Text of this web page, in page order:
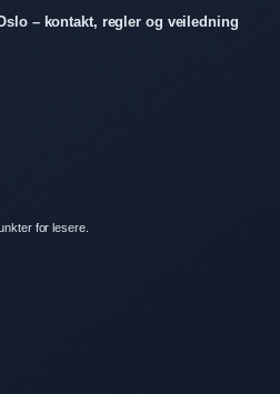
– kontakt, regler og veiledning
for lesere.